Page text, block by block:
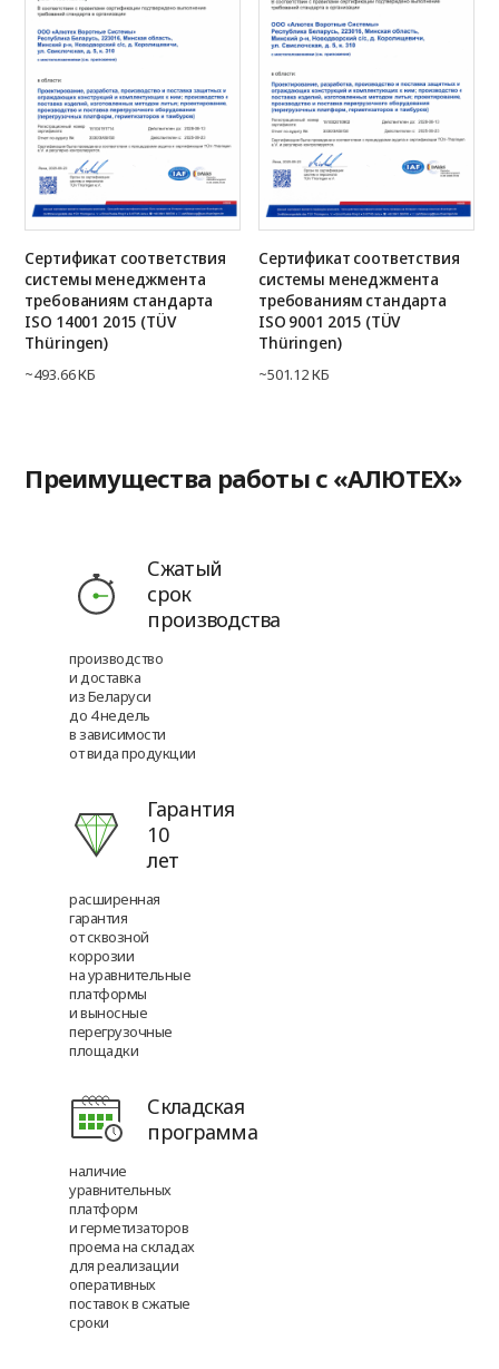
Сертификат соответствия
системы менеджмента
требованиям стандарта
ISO 14001 2015 (TÜV
Thüringen)
~493.66 КБ
Сертификат соответствия
системы менеджмента
требованиям стандарта
ISO 9001 2015 (TÜV
Thüringen)
~501.12 КБ
Преимущества работы с «АЛЮТЕХ»
Сжатый
срок
производства
производство
и доставка
из Беларуси
до 4 недель
в зависимости
от вида продукции
Гарантия
10
лет
расширенная
гарантия
от сквозной
коррозии
на уравнительные
платформы
и выносные
перегрузочные
площадки
Складская
программа
наличие
уравнительных
платформ
и герметизаторов
проема на складах
для реализации
оперативных
поставок в сжатые
сроки